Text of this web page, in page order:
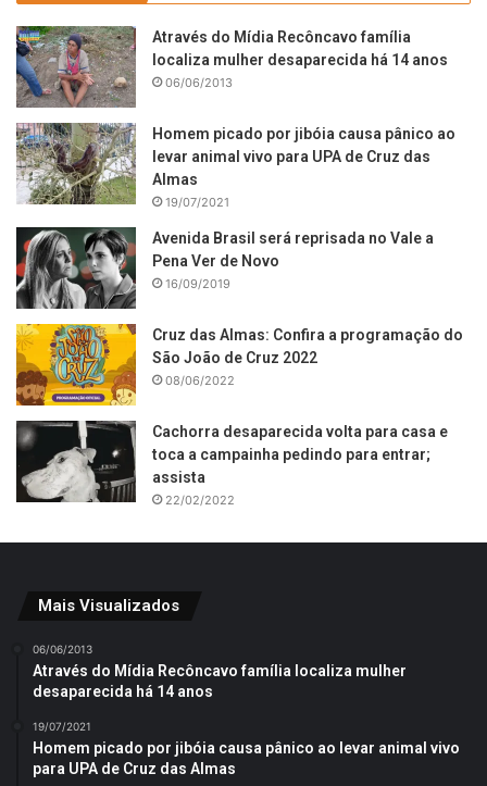
Através do Mídia Recôncavo família
localiza mulher desaparecida há 14 anos
06/06/2013
Homem picado por jibóia causa pânico ao
levar animal vivo para UPA de Cruz das
Almas
19/07/2021
Avenida Brasil será reprisada no Vale a
Pena Ver de Novo
16/09/2019
Cruz das Almas: Confira a programação do
São João de Cruz 2022
08/06/2022
Cachorra desaparecida volta para casa e
toca a campainha pedindo para entrar;
assista
22/02/2022
Mais Visualizados
06/06/2013
Através do Mídia Recôncavo família localiza mulher
desaparecida há 14 anos
19/07/2021
Homem picado por jibóia causa pânico ao levar animal vivo
para UPA de Cruz das Almas